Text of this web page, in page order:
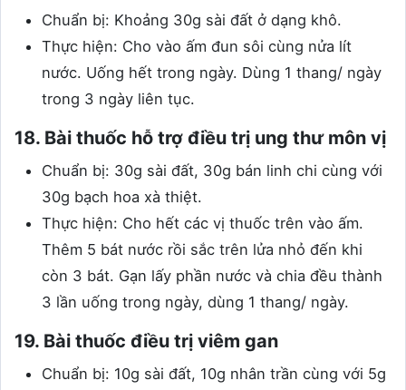
Chuẩn bị: Khoảng 30g sài đất ở dạng khô.
Thực hiện: Cho vào ấm đun sôi cùng nửa lít
nước. Uống hết trong ngày. Dùng 1 thang/ ngày
trong 3 ngày liên tục.
18. Bài thuốc hỗ trợ điều trị ung thư môn vị
Chuẩn bị: 30g sài đất, 30g bán linh chi cùng với
30g bạch hoa xà thiệt.
Thực hiện: Cho hết các vị thuốc trên vào ấm.
Thêm 5 bát nước rồi sắc trên lửa nhỏ đến khi
còn 3 bát. Gạn lấy phần nước và chia đều thành
3 lần uống trong ngày, dùng 1 thang/ ngày.
19. Bài thuốc điều trị viêm gan
Chuẩn bị: 10g sài đất, 10g nhân trần cùng với 5g